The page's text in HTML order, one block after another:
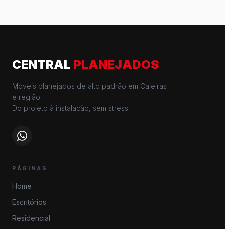
CENTRAL PLANEJADOS
Móveis planejados de alto padrão em Caieiras
e região.
Do projeto à instalação, sem stress.
PÁGINAS
Home
Escritórios
Residencial